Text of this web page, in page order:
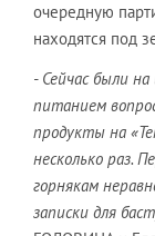
очередную
находятся под
- Сейчас были
питанием
продукты на
несколько раз.
горнякам
записки для